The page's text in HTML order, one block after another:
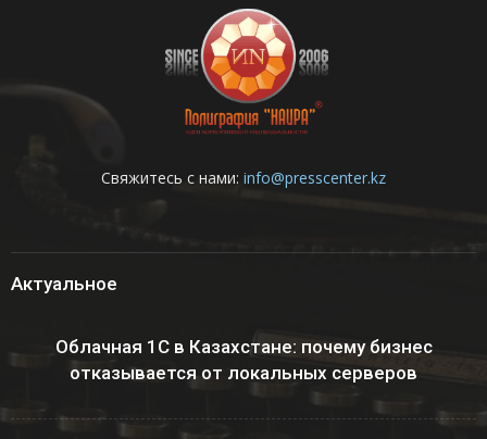
Свяжитесь с нами: info@presscenter.kz
Актуальное
Облачная 1С в Казахстане: почему бизнес
отказывается от локальных серверов